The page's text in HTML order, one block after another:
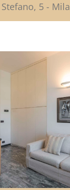
Stefano, 5 -